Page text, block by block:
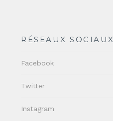
RÉSEAUX SOCIAUX
Facebook
Twitter
Instagram